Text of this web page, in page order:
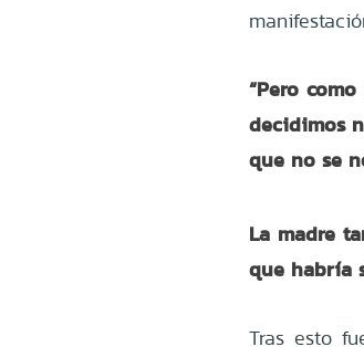
“Pero
decidimos
que no se
La madre
que habría
Tras esto